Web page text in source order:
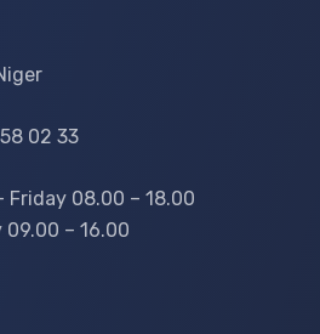
02 33
Friday 08.00 – 18.00
– 16.00